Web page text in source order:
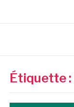
Étiquette :